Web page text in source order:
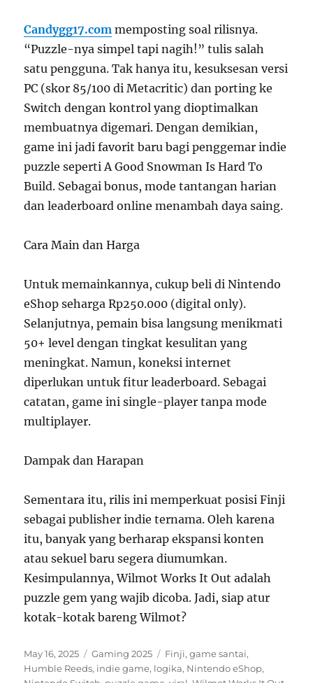
Candygg17.com memposting soal rilisnya.
“Puzzle-nya simpel tapi nagih!” tulis salah
satu pengguna. Tak hanya itu, kesuksesan versi
PC (skor 85/100 di Metacritic) dan porting ke
Switch dengan kontrol yang dioptimalkan
membuatnya digemari. Dengan demikian,
game ini jadi favorit baru bagi penggemar indie
puzzle seperti A Good Snowman Is Hard To
Build. Sebagai bonus, mode tantangan harian
dan leaderboard online menambah daya saing.
Cara Main dan Harga
Untuk memainkannya, cukup beli di Nintendo
eShop seharga Rp250.000 (digital only).
Selanjutnya, pemain bisa langsung menikmati
50+ level dengan tingkat kesulitan yang
meningkat. Namun, koneksi internet
diperlukan untuk fitur leaderboard. Sebagai
catatan, game ini single-player tanpa mode
multiplayer.
Dampak dan Harapan
Sementara itu, rilis ini memperkuat posisi Finji
sebagai publisher indie ternama. Oleh karena
itu, banyak yang berharap ekspansi konten
atau sekuel baru segera diumumkan.
Kesimpulannya, Wilmot Works It Out adalah
puzzle gem yang wajib dicoba. Jadi, siap atur
kotak-kotak bareng Wilmot?
Posted
on
May 16, 2025 Categories
Gaming 2025 Tags
Finji,game santai,
Humble Reeds, indie game, logika, Nintendo eShop,